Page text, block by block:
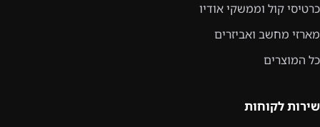
כרטיסי קול וממשקי אודיו
מארזי מחשב ואביזרים
כל המוצרים
שירות לקוחות